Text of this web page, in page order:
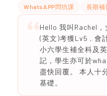
WhatsAPP問功課 長期補
Hello 我叫Rachel
(英文)考獲Lv5 , 會
小六學生補全科及
記，學生亦可於
盡快回覆。 本人十
基礎。